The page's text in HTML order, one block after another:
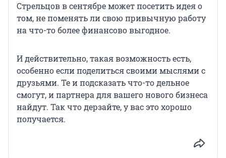
Стрельцов в сентябре может посетить идея о
том, не поменять ли свою привычную работу
на что-то более финансово выгодное.
И действительно, такая возможность есть,
особенно если поделиться своими мыслями с
друзьями. Те и подсказать что-то дельное
смогут, и партнера для вашего нового бизнеса
найдут. Так что дерзайте, у вас это хорошо
получается.